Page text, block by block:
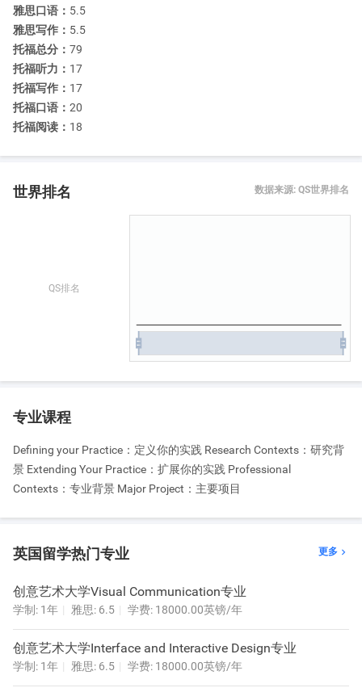
雅思口语： 5.5
雅思写作： 5.5
托福总分： 79
托福听力： 17
托福写作： 17
托福口语： 20
托福阅读： 18
世界排名 数据来源: QS世界排名
QS排名
专业课程
Defining your Practice：定义你的实践 Research Contexts：研究背
景 Extending Your Practice：扩展你的实践 Professional
Contexts：专业背景 Major Project：主要项目
英国留学热门专业 更多 
创意艺术大学Visual Communication专业
学制: 1年 雅思: 6.5 学费: 18000.00英镑/年
创意艺术大学Interface and Interactive Design专业
学制: 1年 雅思: 6.5 学费: 18000.00英镑/年